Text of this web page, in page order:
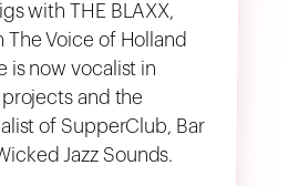
with THE BLAXX,
The Voice of Holland
is now vocalist in
and the
of SupperClub, Bar
Jazz Sounds.